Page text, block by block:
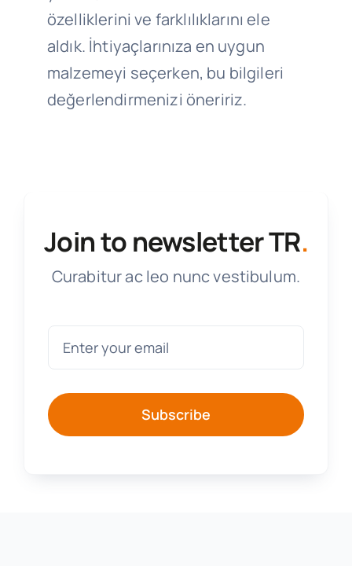
özelliklerini ve farklılıklarını ele
aldık. İhtiyaçlarınıza en uygun
malzemeyi seçerken, bu bilgileri
değerlendirmenizi öneririz.
Join to newsletter TR.
Curabitur ac leo nunc vestibulum.
Subscribe